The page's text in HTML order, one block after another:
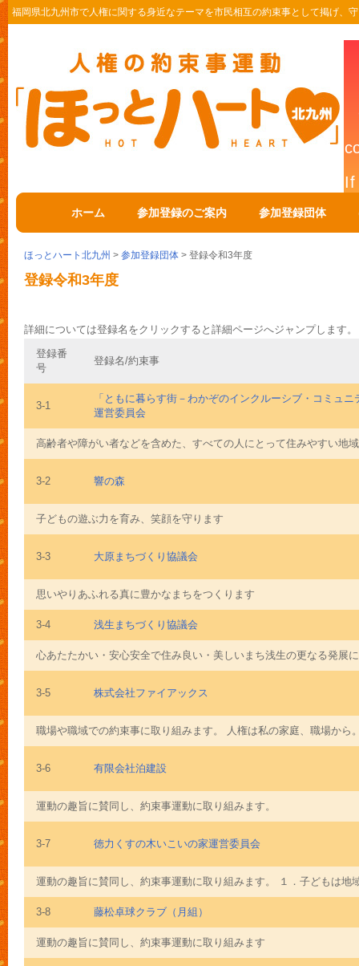
福岡県北九州市で人権に関する身近なテーマを市民相互の約束事として掲げ、
ホーム 参加登録のご案内 参加登録団体
ほっとハート北九州 > 参加登録団体 > 登録令和3年度
登録令和3年度
詳細については登録名をクリックすると詳細ページへジャンプします。
登録番
号
登録名/約束事
3-1
「ともに暮らす街－わかぞのインクルーシブ・コミュニ
運営委員会
高齢者や障がい者などを含めた、すべての人にとって住みやすい地
3-2 響の森
子どもの遊ぶ力を育み、笑顔を守ります
3-3 大原まちづくり協議会
思いやりあふれる真に豊かなまちをつくります
3-4 浅生まちづくり協議会
心あたたかい・安心安全で住み良い・美しいまち浅生の更なる発展
3-5 株式会社ファイアックス
職場や職域での約束事に取り組みます。 人権は私の家庭、職場から
3-6 有限会社泊建設
運動の趣旨に賛同し、約束事運動に取り組みます。
3-7 徳力くすの木いこいの家運営委員会
運動の趣旨に賛同し、約束事運動に取り組みます。 １．子どもは地
3-8 藤松卓球クラブ（月組）
運動の趣旨に賛同し、約束事運動に取り組みます